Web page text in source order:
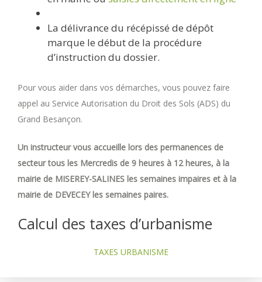
La délivrance du récépissé de dépôt
marque le début de la procédure
d’instruction du dossier.
Pour vous aider dans vos démarches, vous pouvez faire
appel au Service Autorisation du Droit des Sols (ADS) du
Grand Besançon.
Un instructeur vous accueille lors des permanences de
secteur tous les Mercredis de 9 heures à 12 heures, à la
mairie de MISEREY-SALINES les semaines impaires et à la
mairie de DEVECEY les semaines paires.
Calcul des taxes d’urbanisme
TAXES URBANISME